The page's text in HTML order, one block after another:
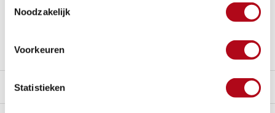
Noodzakelijk
Voorkeuren
Statistieken
messing kraan is er voldoende wateropslag
Beschrijving